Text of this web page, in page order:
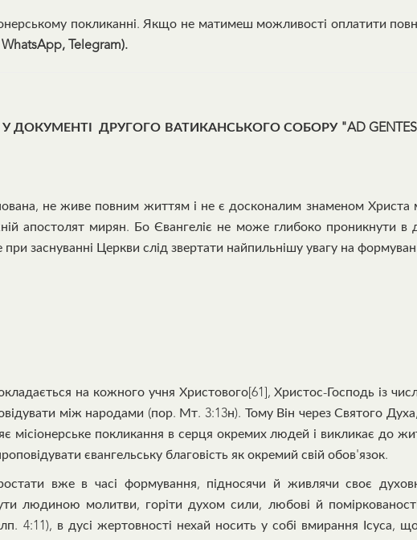
покликанні. Якщо не матимеш можливості оплатити
WhatsApp, Telegram).
ДОКУМЕНТІ ДРУГОГО ВАТИКАНСЬКОГО СОБОРУ "AD
не живе повним життям і не є досконалим знаменом
апостолят мирян. Бо Євангеліє не може глибоко проникнути
заснуванні Церкви слід звертати найпильнішу увагу на
на кожного учня Христового[61], Христос-Господь із
між народами (пор. Мт. 3:13н). Тому Він через Святого
місіонерське покликання в серця окремих людей і викликає до
євангельську благовість як окремий свій обов'язок.
вже в часі формування, підносячи й живлячи своє
людиною молитви, горіти духом сили, любові й
4:11), в дусі жертовності нехай носить у собі вмирання Ісуса,